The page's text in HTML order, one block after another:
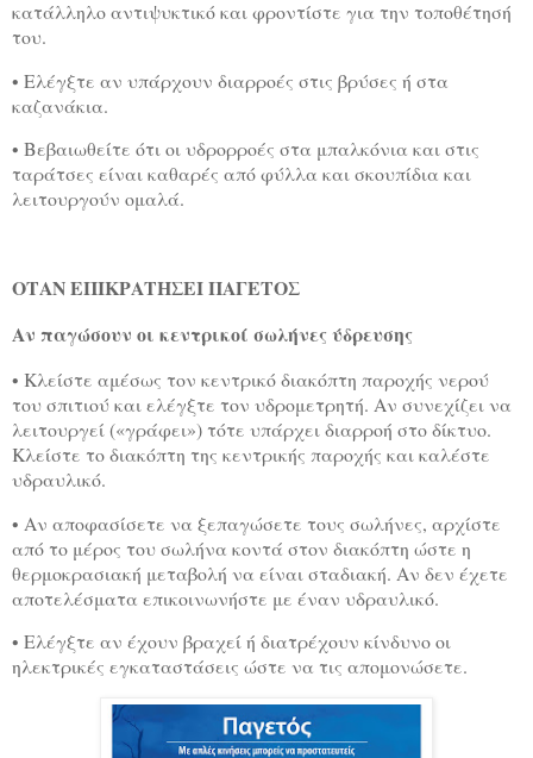
κατάλληλο αντιψυκτικό και φροντίστε για την τοποθέτησή
του.
• Ελέγξτε αν υπάρχουν διαρροές στις βρύσες ή στα
καζανάκια.
• Βεβαιωθείτε ότι οι υδρορροές στα μπαλκόνια και στις
ταράτσες είναι καθαρές από φύλλα και σκουπίδια και
λειτουργούν ομαλά.
ΟΤΑΝ ΕΠΙΚΡΑΤΗΣΕΙ ΠΑΓΕΤΟΣ
Αν παγώσουν οι κεντρικοί σωλήνες ύδρευσης
• Κλείστε αμέσως τον κεντρικό διακόπτη παροχής νερού
του σπιτιού και ελέγξτε τον υδρομετρητή. Αν συνεχίζει να
λειτουργεί («γράφει») τότε υπάρχει διαρροή στο δίκτυο.
Κλείστε το διακόπτη της κεντρικής παροχής και καλέστε
υδραυλικό.
• Αν αποφασίσετε να ξεπαγώσετε τους σωλήνες, αρχίστε
από το μέρος του σωλήνα κοντά στον διακόπτη ώστε η
θερμοκρασιακή μεταβολή να είναι σταδιακή. Αν δεν έχετε
αποτελέσματα επικοινωνήστε με έναν υδραυλικό.
• Ελέγξτε αν έχουν βραχεί ή διατρέχουν κίνδυνο οι
ηλεκτρικές εγκαταστάσεις ώστε να τις απομονώσετε.